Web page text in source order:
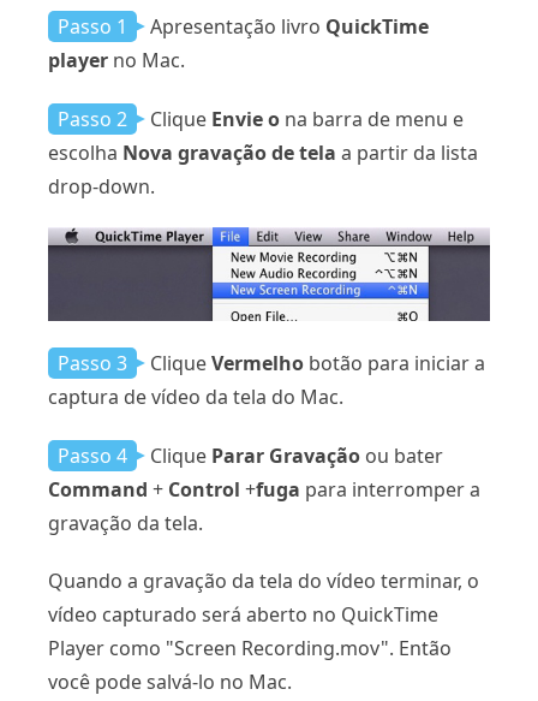
Passo 1 Apresentação livro QuickTime
player no Mac.
Passo 2 Clique Envie o na barra de menu e
escolha Nova gravação de tela a partir da lista
drop-down.
Passo 3 CliqueVermelho botão para iniciar a
captura de vídeo da tela do Mac.
Passo 4 Clique Parar Gravação ou bater
Command + Control +fuga para interromper a
gravação da tela.
Quando a gravação da tela do vídeo terminar, o
vídeo capturado será aberto no QuickTime
Player como "Screen Recording.mov". Então
você pode salvá-lo no Mac.